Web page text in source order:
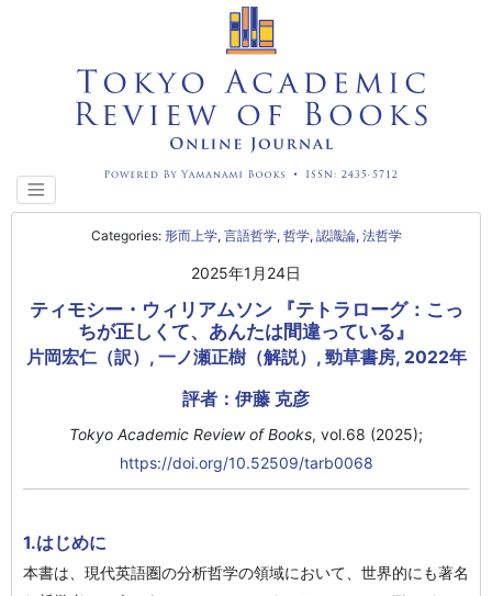
Categories: 形而上学, 言語哲学, 哲学, 認識論, 法哲学
2025年1月24日
ティモシー・ウィリアムソン 『テトラローグ：こっ
ちが正しくて、あんたは間違っている』
片岡宏仁（訳）, 一ノ瀬正樹（解説）, 勁草書房, 2022年
評者：伊藤 克彦
Tokyo Academic Review of Books, vol.68 (2025);
https://doi.org/10.52509/tarb0068
1.はじめに
本書は、現代英語圏の分析哲学の領域において、世界的にも著名